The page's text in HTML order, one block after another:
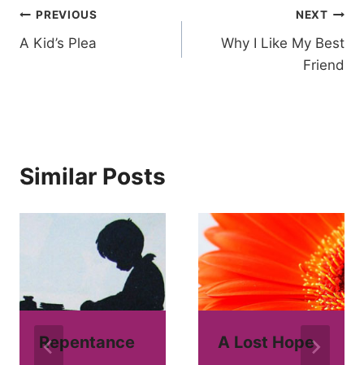
Post
navigation
PREVIOUS
A Kid’s Plea
NEXT
Why I Like My Best
Friend
Similar Posts
Repentance A Lost Hope